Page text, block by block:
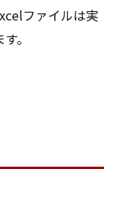
ファイルは実
。